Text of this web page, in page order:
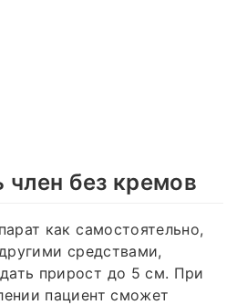
член без кремов
как самостоятельно,
средствами,
прирост до 5 см. При
пациент сможет